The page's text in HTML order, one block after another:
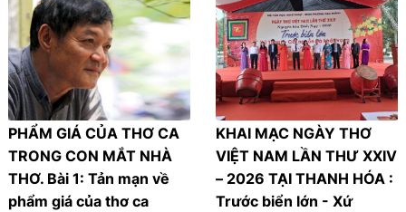
PHẨM GIÁ CỦA THƠ CA
TRONG CON MẮT NHÀ
THƠ. Bài 1: Tản mạn về
phẩm giá của thơ ca
KHAI MẠC NGÀY THƠ
VIỆT NAM LẦN THƯ XXIV
– 2026 TẠI THANH HÓA :
Trước biển lớn - Xứ